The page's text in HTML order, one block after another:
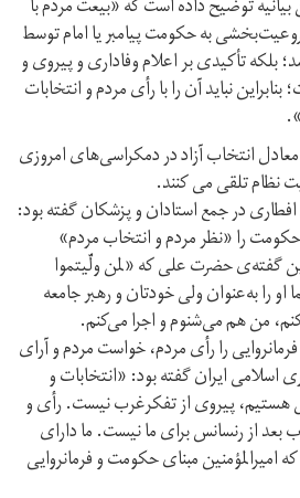
توضیح داده است که «بیعت مردم با
به حکومت پیامبر یا امام توسط
بلکه تأکیدی بر اعلام وفاداری و پیروی و
نباید آن را با رأی مردم و انتخابات
انتخاب آزاد در دمکراسی‌‌های امروزی
نظام تلقی می کنند.
در جمع استادان و پزشکان گفته بود:
حکومت را «نظر مردم و انتخاب مردم»
گفته‌ی حضرت علی که «لمن ولّيتموا
را به‌عنوان ولی خودتان و رهبر جامعه
من هم می‌شنوم و اجرا می‌کنم.
را رأی مردم، خواست مردم و آرای
ایران گفته بود: «انتخابات و
هستیم، پیروی از تفکرغرب نیست. رأی و
از رنسانس برای ما نیست. ما دارای
مبنای حکومت و فرمانروایی